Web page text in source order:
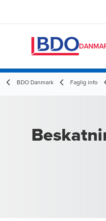
BDO Danmark Faglig info